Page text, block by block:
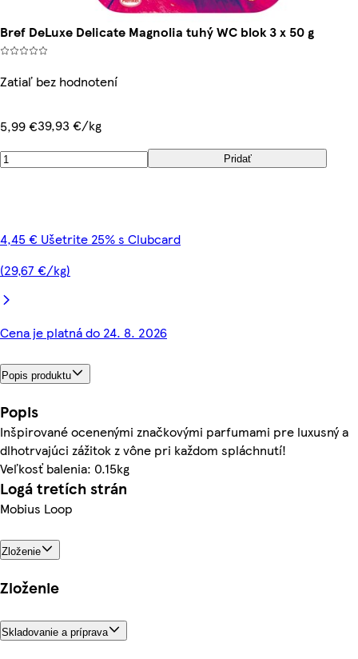
Bref DeLuxe Delicate Magnolia tuhý WC blok 3 x 50 g
Zatiaľ bez hodnotení
5,99 €39,93 €/kg
Pridať
4,45 € Ušetrite 25% s Clubcard
(29,67 €/kg)
Cena je platná do 24. 8. 2026
Popis produktu
Popis
Inšpirované ocenenými značkovými parfumami pre luxusný a
dlhotrvajúci zážitok z vône pri každom spláchnutí!
Veľkosť balenia: 0.15kg
Logá tretích strán
Mobius Loop
Zloženie
Zloženie
Skladovanie a príprava